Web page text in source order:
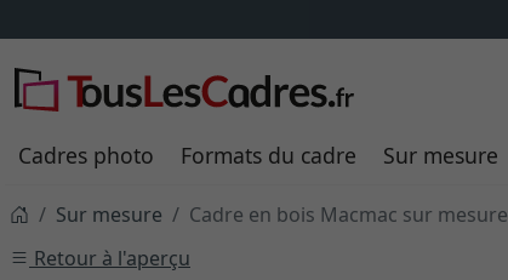
Cadres photo Formats du cadre Sur mesure
Sur mesure
Cadre en bois Macmac sur mesure
Retour à l'aperçu